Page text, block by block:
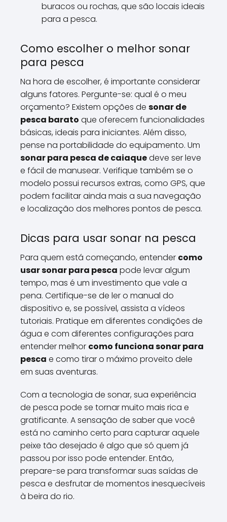
buracos ou rochas, que são locais ideais
para a pesca.
Como escolher o melhor sonar
para pesca
Na hora de escolher, é importante considerar
alguns fatores. Pergunte-se: qual é o meu
orçamento? Existem opções de sonar de
pesca barato que oferecem funcionalidades
básicas, ideais para iniciantes. Além disso,
pense na portabilidade do equipamento. Um
sonar para pesca de caiaquedeve ser leve
e fácil de manusear. Verifique também se o
modelo possui recursos extras, como GPS, que
podem facilitar ainda mais a sua navegação
e localização dos melhores pontos de pesca.
Dicas para usar sonar na pesca
Para quem está começando, entender como
usar sonar para pesca pode levar algum
tempo, mas é um investimento que vale a
pena. Certifique-se de ler o manual do
dispositivo e, se possível, assista a vídeos
tutoriais. Pratique em diferentes condições de
água e com diferentes configurações para
entender melhor como funciona sonar para
pesca e como tirar o máximo proveito dele
em suas aventuras.
Com a tecnologia de sonar, sua experiência
de pesca pode se tornar muito mais rica e
gratificante. A sensação de saber que você
está no caminho certo para capturar aquele
peixe tão desejado é algo que só quem já
passou por isso pode entender. Então,
prepare-se para transformar suas saídas de
pesca e desfrutar de momentos inesquecíveis
à beira do rio.